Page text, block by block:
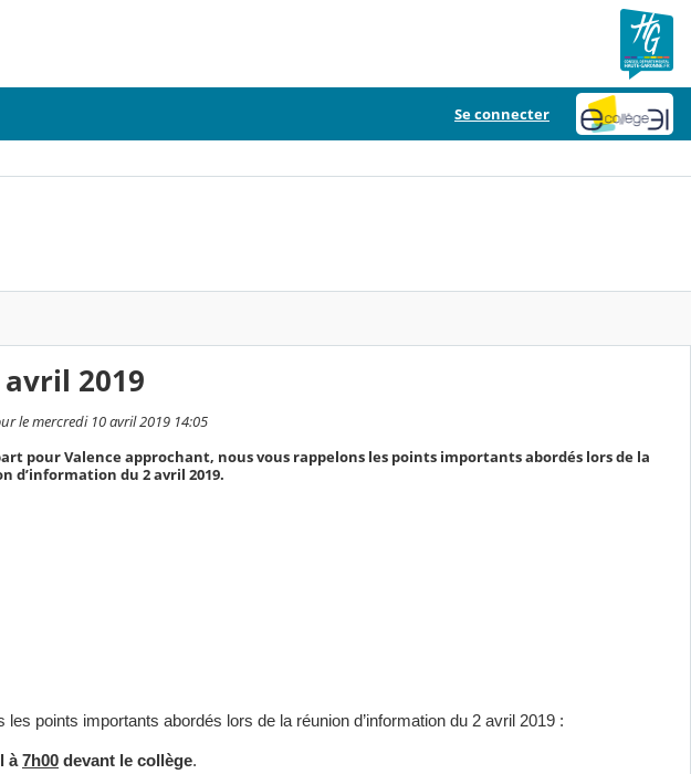
Se connecter
avril 2019
le mercredi 10 avril 2019 14:05
pour Valence approchant, nous vous rappelons les points importants abordés lors de la
d’information du 2 avril 2019.
points importants abordés lors de la réunion d’information du 2 avril 2019 :
à7h00 devant le collège.